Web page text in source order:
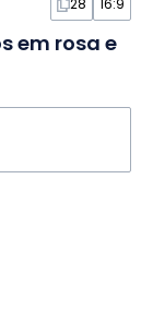
28 16:9
em rosa e